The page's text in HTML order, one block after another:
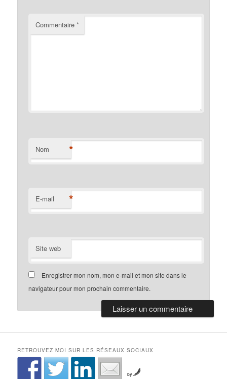
Commentaire*
Nom *
E-mail *
Site web
Enregistrer mon nom, mon e-mail et mon site dans le
navigateur pour mon prochain commentaire.
RETROUVEZ MOI SUR LES RÉSEAUX SOCIAUX
by